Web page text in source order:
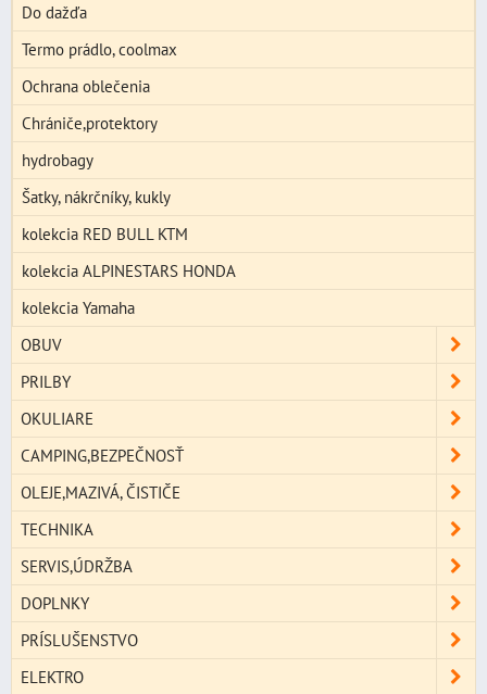
Do dažďa
Termo prádlo, coolmax
Ochrana oblečenia
Chrániče,protektory
hydrobagy
Šatky, nákrčníky, kukly
kolekcia RED BULL KTM
kolekcia ALPINESTARS HONDA
kolekcia Yamaha
OBUV
PRILBY
OKULIARE
CAMPING,BEZPEČNOSŤ
OLEJE,MAZIVÁ, ČISTIČE
TECHNIKA
SERVIS,ÚDRŽBA
DOPLNKY
PRÍSLUŠENSTVO
ELEKTRO